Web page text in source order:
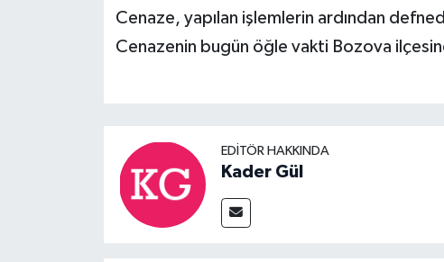
Cenaze, yapılan işlemlerin ardından
Cenazenin bugün öğle vakti Bozova
EDITÖR HAKKINDA
Kader Gül